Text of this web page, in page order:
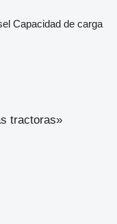
Capacidad de carga
tractoras»